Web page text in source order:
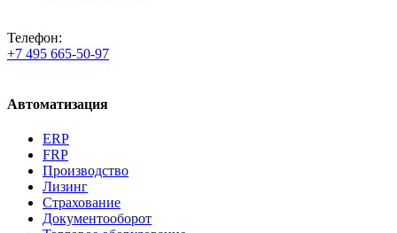
Телефон:
+7 495 665-50-97
Автоматизация
ERP
FRP
Производство
Лизинг
Страхование
Документооборот